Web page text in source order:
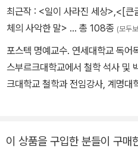
뛰어난 학생이었다. 1869년부터
교수로 일하던 그는 1879년 건강
호텔을 전전하며 저술 활동에 매진
서 여름에는 독일이나 스위스에서
철학 그리고 과학에 대한 비평을
본인을 ‘망치를 든 철학자’라고 부
최근작 : <일이 사라진 세상> <[큰
체의 사악한 말> … 총 108종 (모두
포스텍 명예교수. 연세대학교 독어
스부르크대학교에서 철학 석사 및
크대학교 철학과 전임강사, 계명대
등을 역임했다. 현재 포스텍 명예
니체가 그랬듯 인간 실존을 둘러싼
이 상품을 구입한 분들이 구매